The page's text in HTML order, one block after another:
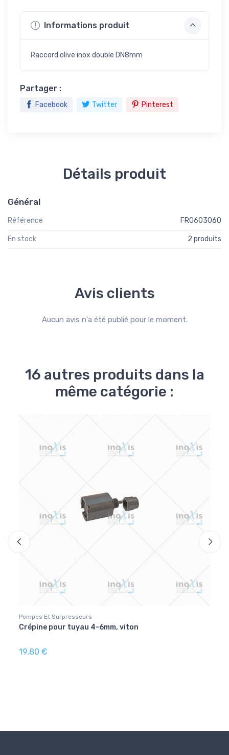
Informations produit
Raccord olive inox double DN8mm
Partager :
Facebook Twitter Pinterest
Détails produit
Général
Référence FR0603060
En stock 2 produits
Avis clients
Aucun avis n'a été publié pour le moment.
16 autres produits dans la
même catégorie :
Pompes Et Surpresseurs
Crépine pour tuyau 4-6mm, viton
19,80 €